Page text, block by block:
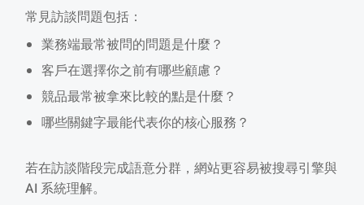
常見訪談問題包括：
業務端最常被問的問題是什麼？
客戶在選擇你之前有哪些顧慮？
競品最常被拿來比較的點是什麼？
哪些關鍵字最能代表你的核心服務？
若在訪談階段完成語意分群，網站更容易被搜尋引擎與
AI 系統理解。